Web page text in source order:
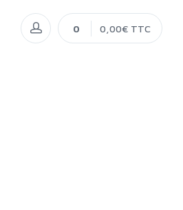
0 0,00€ TTC